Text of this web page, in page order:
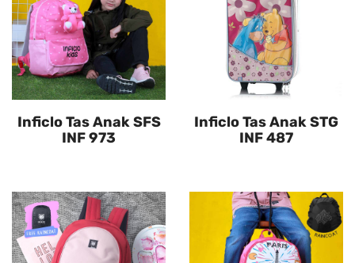
Inficlo Tas Anak SFS
INF 973
Inficlo Tas Anak STG
INF 487